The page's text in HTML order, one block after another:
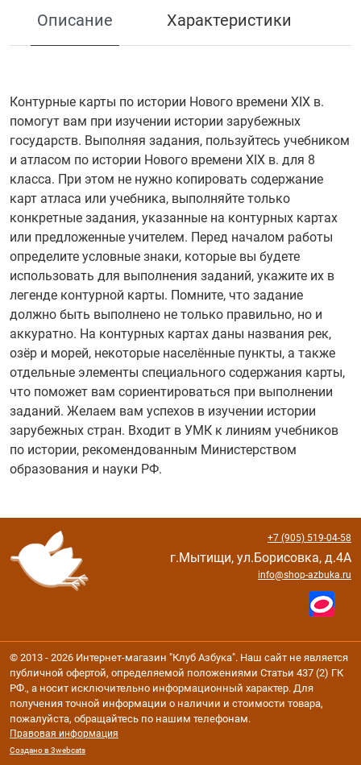
Описание Характеристики
Контурные карты по истории Нового времени XIX в.
помогут вам при изучении истории зарубежных
государств. Выполняя задания, пользуйтесь учебником
и атласом по истории Нового времени XIX в. для 8
класса. При этом не нужно копировать содержание
карт атласа или учебника, выполняйте только
конкретные задания, указанные на контурных картах
или предложенные учителем. Перед началом работы
определите условные знаки, которые вы будете
использовать для выполнения заданий, укажите их в
легенде контурной карты. Помните, что задание
должно быть выполнено не только правильно, но и
аккуратно. На контурных картах даны названия рек,
озёр и морей, некоторые населённые пункты, а также
отдельные элементы специального содержания карты,
что поможет вам сориентироваться при выполнении
заданий. Желаем вам успехов в изучении истории
зарубежных стран. Входит в УМК к линиям учебников
по истории, рекомендованным Министерством
образования и науки РФ.
+7 (905) 519-04-58
г.Мытищи, ул.Борисовка, д.4А
info@shop-azbuka.ru
© 2013 - 2026 Интернет-магазин "Клуб Азбука". Наш сайт не является
публичной офертой, определяемой положениями Статьи 437 (2) ГК
РФ., а носит исключительно информационный характер. Для
получения точной информации о наличии и стоимости товара,
пожалуйста, обращайтесь по нашим телефонам.
Правовая информация
Создано в 3webcats